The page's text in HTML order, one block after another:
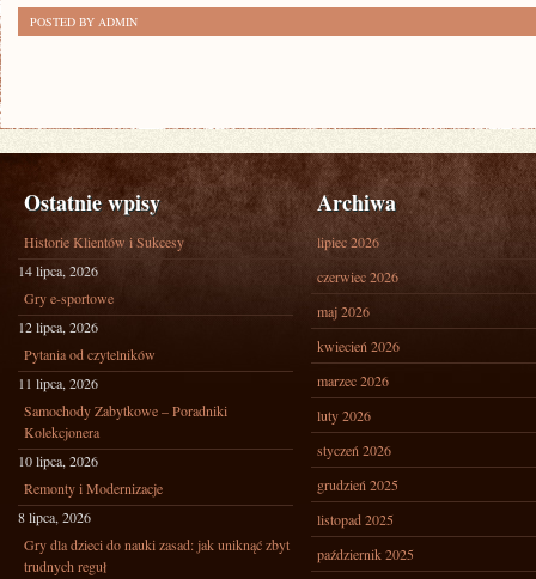
POSTED BY ADMIN
Ostatnie wpisy
Historie Klientów i Sukcesy
14 lipca, 2026
Gry e-sportowe
12 lipca, 2026
Pytania od czytelników
11 lipca, 2026
Samochody Zabytkowe – Poradniki
Kolekcjonera
10 lipca, 2026
Remonty i Modernizacje
8 lipca, 2026
Gry dla dzieci do nauki zasad: jak uniknąć zbyt
trudnych reguł
Archiwa
lipiec 2026
czerwiec 2026
maj 2026
kwiecień 2026
marzec 2026
luty 2026
styczeń 2026
grudzień 2025
listopad 2025
październik 2025